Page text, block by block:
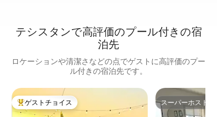
テシスタンで高評価のプール付きの宿
泊先
ロケーションや清潔さなどの点でゲストに高評価のプー
ル付きの宿泊先です。
大好評のゲストチョイスです。
ゲストチョイス スーパーホスト
スーパーホスト